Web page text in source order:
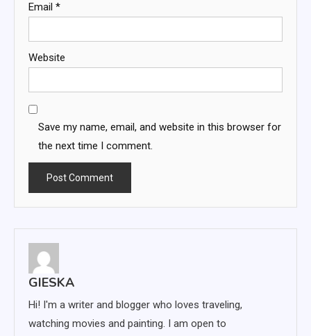
Email *
Website
Save my name, email, and website in this browser for
the next time I comment.
GIESKA
Hi! I'm a writer and blogger who loves traveling,
watching movies and painting. I am open to